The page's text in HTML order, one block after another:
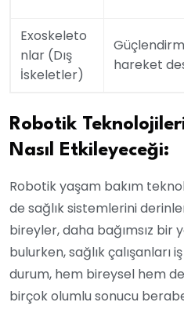
Exoskeleto
nlar (Dış
İskeletler)
hareket
Robotik
Nasıl Etkileyeceği:
Robotik yaşam bakım
de sağlık sistemlerini
bireyler, daha bağımsız bir
bulurken, sağlık çalışanları
durum, hem bireysel hem
birçok olumlu sonucu